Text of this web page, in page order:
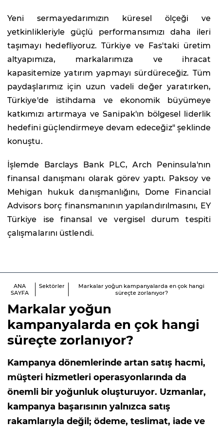
Yeni sermayedarımızın küresel ölçeği ve
yetkinlikleriyle güçlü performansımızı daha ileri
taşımayı hedefliyoruz. Türkiye ve Fas'taki üretim
altyapımıza, markalarımıza ve ihracat
kapasitemize yatırım yapmayı sürdüreceğiz. Tüm
paydaşlarımız için uzun vadeli değer yaratırken,
Türkiye'de istihdama ve ekonomik büyümeye
katkımızı artırmaya ve Sanipak'ın bölgesel liderlik
hedefini güçlendirmeye devam edeceğiz" şeklinde
konuştu.
İşlemde Barclays Bank PLC, Arch Peninsula'nın
finansal danışmanı olarak görev yaptı. Paksoy ve
Mehigan hukuk danışmanlığını, Dome Financial
Advisors borç finansmanının yapılandırılmasını, EY
Türkiye ise finansal ve vergisel durum tespiti
çalışmalarını üstlendi.
ANA
SAYFA
Sektörler
Markalar yoğun kampanyalarda en çok hangi
süreçte zorlanıyor?
Markalar yoğun
kampanyalarda en çok hangi
süreçte zorlanıyor?
Kampanya dönemlerinde artan satış hacmi,
müşteri hizmetleri operasyonlarında da
önemli bir yoğunluk oluşturuyor. Uzmanlar,
kampanya başarısının yalnızca satış
rakamlarıyla değil; ödeme, teslimat, iade ve